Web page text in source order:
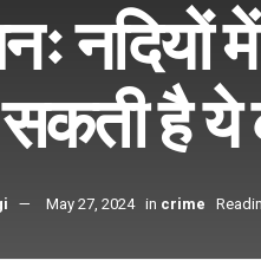
नदियों
है ये
May 27, 2024 in crime